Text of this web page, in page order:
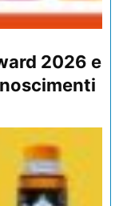
2026 e